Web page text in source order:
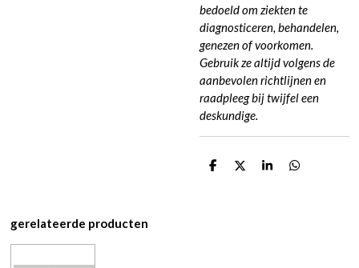
bedoeld om ziekten te
diagnosticeren, behandelen,
genezen of voorkomen.
Gebruik ze altijd volgens de
aanbevolen richtlijnen en
raadpleeg bij twijfel een
deskundige.
D
D
S
D
gerelateerde producten